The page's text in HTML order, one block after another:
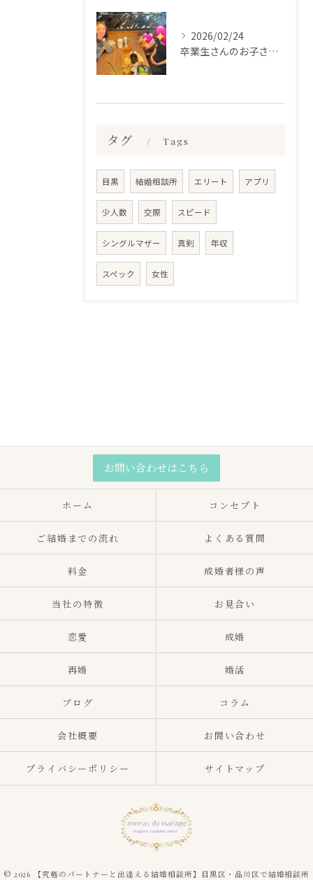
2026/02/24
卒業生さんのお子さんに会って来ました✨
タグ Tags
目黒 結婚相談所 エリート アプリ
少人数 交際 スピード
シングルマザー 真剣 年収
スペック 女性
お問い合わせはこちら
ホーム コンセプト
ご結婚までの流れ よくある質問
料金 成婚者様の声
当社の特徴 お見合い
恋愛 成婚
再婚 婚活
ブログ コラム
会社概要 お問い合わせ
プライバシーポリシー サイトマップ
© 2026 【究極のパートナーと出逢える結婚相談所】目黒区・品川区で結婚相談所